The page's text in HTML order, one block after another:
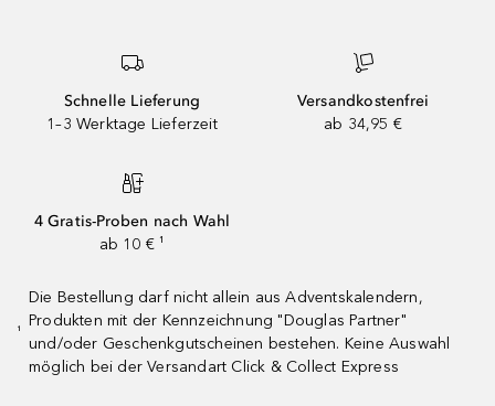
Schnelle Lieferung
1–3 Werktage Lieferzeit
Versandkostenfrei
ab 34,95 €
4 Gratis-Proben nach Wahl
ab 10 € ¹
¹
Die Bestellung darf nicht allein aus Adventskalendern,
Produkten mit der Kennzeichnung "Douglas Partner"
und/oder Geschenkgutscheinen bestehen. Keine Auswahl
möglich bei der Versandart Click & Collect Express